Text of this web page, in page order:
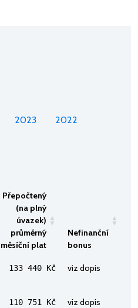
2023 2022
Přepočtený
(na plný
úvazek)
průměrný
měsíční plat
Nefinanční
bonus
133 440 Kč viz dopis
110 751 Kč viz dopis